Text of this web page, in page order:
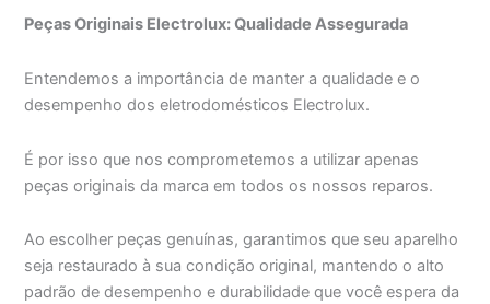
Peças Originais Electrolux: Qualidade Assegurada
Entendemos a importância de manter a qualidade e o
desempenho dos eletrodomésticos Electrolux.
É por isso que nos comprometemos a utilizar apenas
peças originais da marca em todos os nossos reparos.
Ao escolher peças genuínas, garantimos que seu aparelho
seja restaurado à sua condição original, mantendo o alto
padrão de desempenho e durabilidade que você espera da